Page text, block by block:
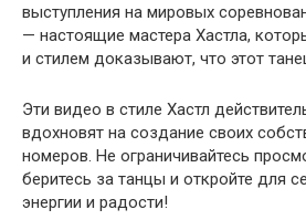
выступления на мировых
— настоящие мастера Хастла,
и стилем доказывают, что этот
Эти видео в стиле Хастл
вдохновят на создание своих
номеров. Не ограничивайтесь
беритесь за танцы и откройте для
энергии и радости!